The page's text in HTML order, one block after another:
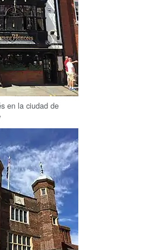
en la ciudad de